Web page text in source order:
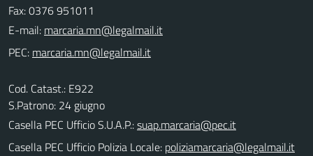
Fax: 0376 951011
E-mail:
PEC:
Cod. Catast.: E922
S.Patrono: 24 giugno
Casella PEC Ufficio S.U.A.P.:suap.marcaria@pec.it
Casella PEC Ufficio Polizia Locale: poliziamarcaria@legalmail.it